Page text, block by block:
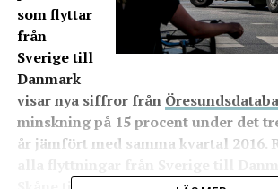
som flyttar
från
Sverige till
Danmark
visar nya siffror från
minskning på 15 procent under det
år jämfört med samma kvartal 2016.